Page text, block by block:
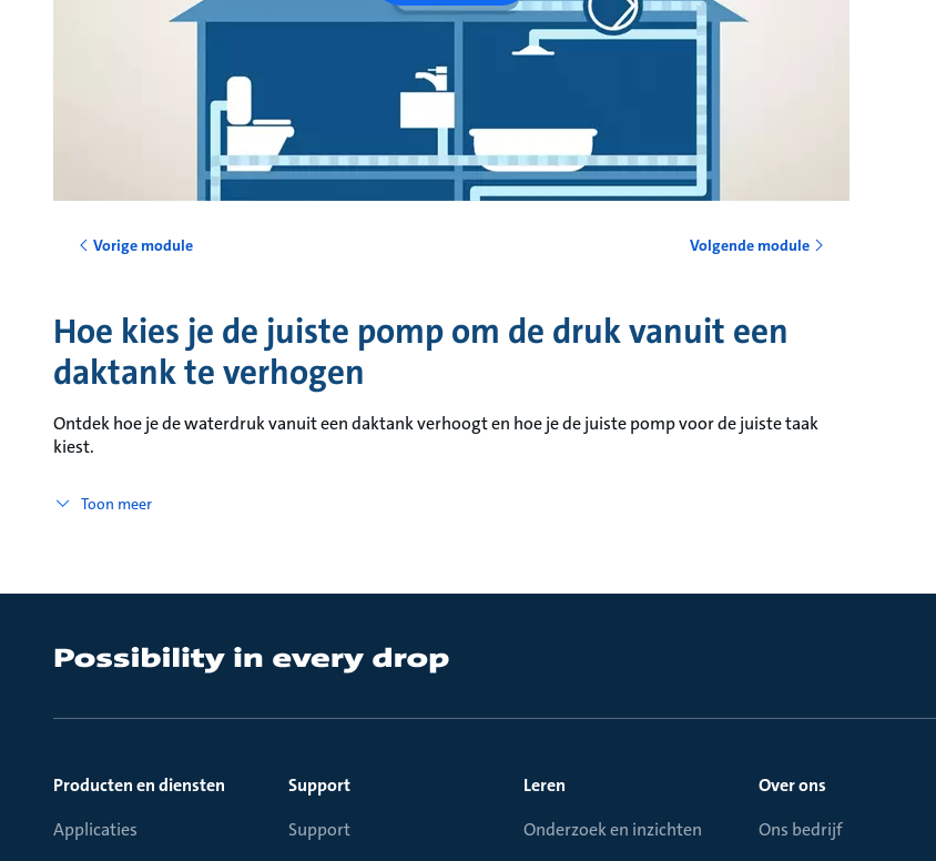
Vorige module Volgende module
Hoe kies je de juiste pomp om de druk vanuit een
daktank te verhogen
Ontdek hoe je de waterdruk vanuit een daktank verhoogt en hoe je de juiste pomp voor de juiste taak
kiest.
Toon meer
Producten en diensten
Applicaties
Support
Support
Leren
Onderzoek en inzichten
Over ons
Ons bedrijf